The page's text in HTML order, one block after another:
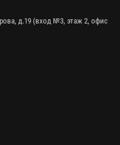
д.19 (вход №3, этаж 2, офис